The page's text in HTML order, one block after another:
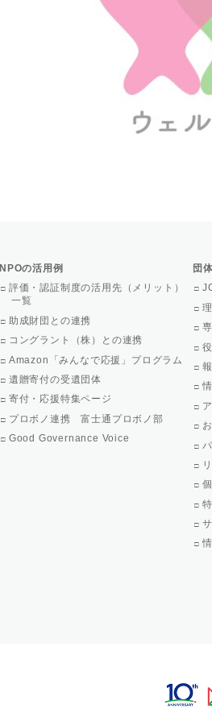
NPOの活用例
評価・認証制度の活用先（メリット）
一覧
助成財団との連携
コングラント（株）との連携
Amazon「みんなで応援」プログラム
遺贈寄付の受遺団体
寄付・応援特集ページ
プロボノ連携 富士通プロボノ部
Good Governance Voice
団